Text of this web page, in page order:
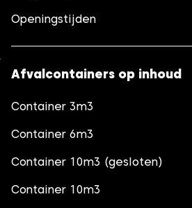
Openingstijden
Afvalcontainers op inhoud
Container 3m3
Container 6m3
Container 10m3 (gesloten)
Container 10m3